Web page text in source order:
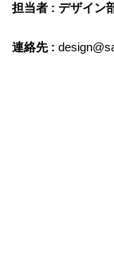
担当者 : デザイン
連絡先 :